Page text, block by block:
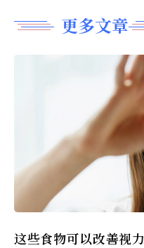
更多文章
这些食物可以改善视力